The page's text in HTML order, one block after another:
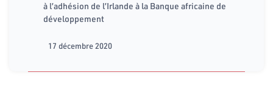
à l’adhésion de l’Irlande à la Banque africaine de
développement
17 décembre 2020